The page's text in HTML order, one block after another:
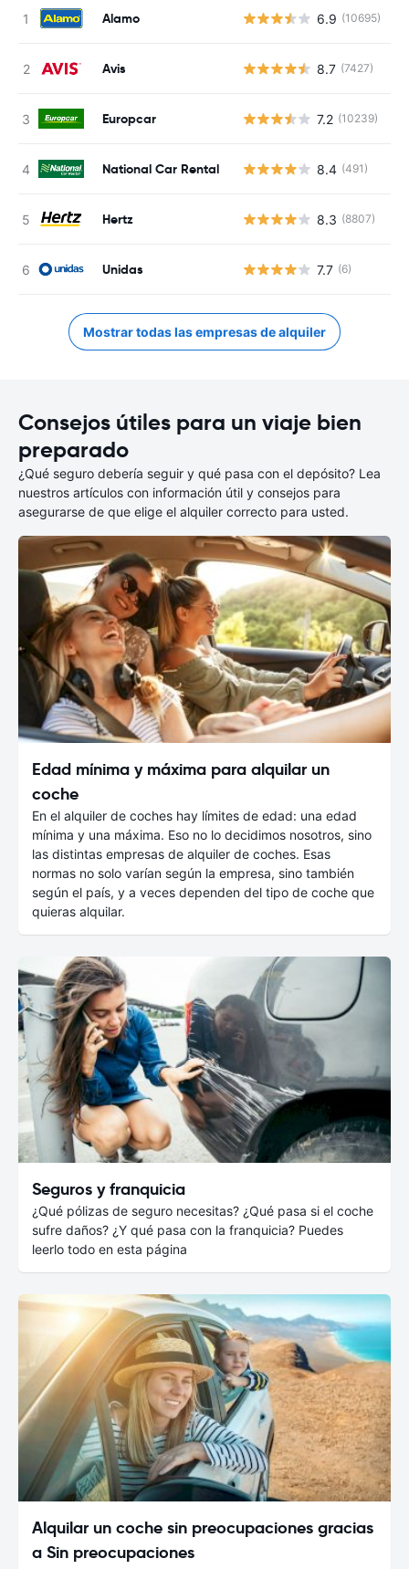
Alamo 6.9 (10695)
Avis 8.7 (7427)
Europcar 7.2 (10239)
National Car Rental 8.4 (491)
Hertz 8.3 (8807)
Unidas 7.7 (6)
Mostrar todas las empresas de alquiler
Consejos útiles para un viaje bien
preparado
¿Qué seguro debería seguir y qué pasa con el depósito? Lea
nuestros artículos con información útil y consejos para
asegurarse de que elige el alquiler correcto para usted.
Edad mínima y máxima para alquilar un
coche
En el alquiler de coches hay límites de edad: una edad
mínima y una máxima. Eso no lo decidimos nosotros, sino
las distintas empresas de alquiler de coches. Esas
normas no solo varían según la empresa, sino también
según el país, y a veces dependen del tipo de coche que
quieras alquilar.
Seguros y franquicia
¿Qué pólizas de seguro necesitas? ¿Qué pasa si el coche
sufre daños? ¿Y qué pasa con la franquicia? Puedes
leerlo todo en esta página
Alquilar un coche sin preocupaciones gracias
a Sin preocupaciones